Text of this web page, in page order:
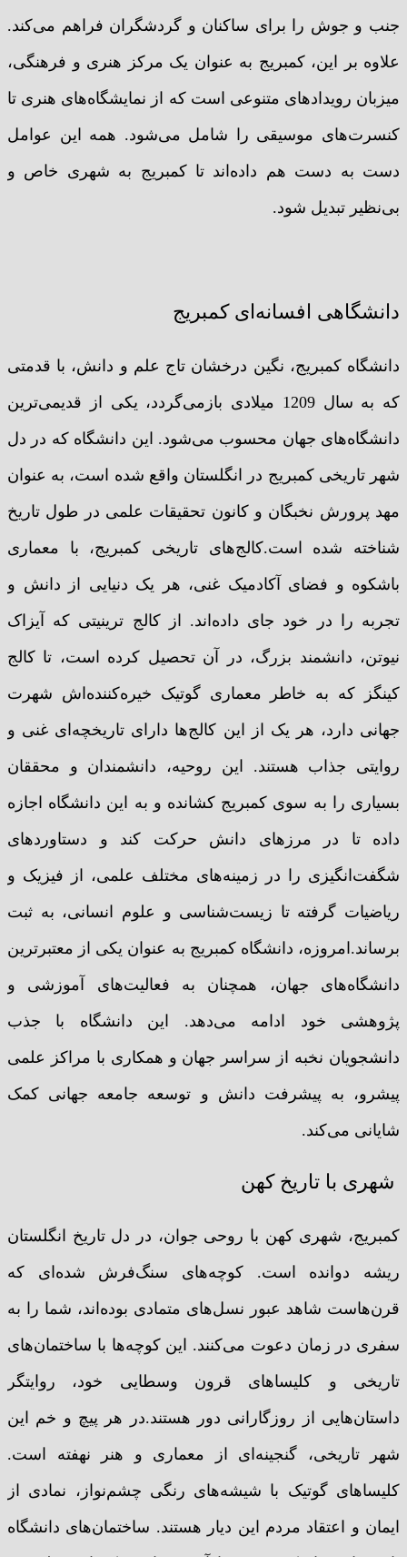
جنب و جوش را برای ساکنان و گردشگران فراهم می‌کند.
علاوه بر این، کمبریج به عنوان یک مرکز هنری و فرهنگی،
میزبان رویدادهای متنوعی است که از نمایشگاه‌های هنری تا
کنسرت‌های موسیقی را شامل می‌شود. همه این عوامل
دست به دست هم داده‌اند تا کمبریج به شهری خاص و
بی‌نظیر تبدیل شود.
دانشگاهی افسانه‌ای کمبریج
دانشگاه کمبریج، نگین درخشان تاج علم و دانش، با قدمتی
که به سال 1209 میلادی بازمی‌گردد، یکی از قدیمی‌ترین
دانشگاه‌های جهان محسوب می‌شود. این دانشگاه که در دل
شهر تاریخی کمبریج در انگلستان واقع شده است، به عنوان
مهد پرورش نخبگان و کانون تحقیقات علمی در طول تاریخ
شناخته شده است.کالج‌های تاریخی کمبریج، با معماری
باشکوه و فضای آکادمیک غنی، هر یک دنیایی از دانش و
تجربه را در خود جای داده‌اند. از کالج ترینیتی که آیزاک
نیوتن، دانشمند بزرگ، در آن تحصیل کرده است، تا کالج
کینگز که به خاطر معماری گوتیک خیره‌کننده‌اش شهرت
جهانی دارد، هر یک از این کالج‌ها دارای تاریخچه‌ای غنی و
روایتی جذاب هستند. این روحیه، دانشمندان و محققان
بسیاری را به سوی کمبریج کشانده و به این دانشگاه اجازه
داده تا در مرزهای دانش حرکت کند و دستاوردهای
شگفت‌انگیزی را در زمینه‌های مختلف علمی، از فیزیک و
ریاضیات گرفته تا زیست‌شناسی و علوم انسانی، به ثبت
برساند.امروزه، دانشگاه کمبریج به عنوان یکی از معتبرترین
دانشگاه‌های جهان، همچنان به فعالیت‌های آموزشی و
پژوهشی خود ادامه می‌دهد. این دانشگاه با جذب
دانشجویان نخبه از سراسر جهان و همکاری با مراکز علمی
پیشرو، به پیشرفت دانش و توسعه جامعه جهانی کمک
شایانی می‌کند.
شهری با تاریخ کهن
کمبریج، شهری کهن با روحی جوان، در دل تاریخ انگلستان
ریشه دوانده است. کوچه‌های سنگ‌فرش شده‌ای که
قرن‌هاست شاهد عبور نسل‌های متمادی بوده‌اند، شما را به
سفری در زمان دعوت می‌کنند. این کوچه‌ها با ساختمان‌های
تاریخی و کلیساهای قرون وسطایی خود، روایتگر
داستان‌هایی از روزگارانی دور هستند.در هر پیچ و خم این
شهر تاریخی، گنجینه‌ای از معماری و هنر نهفته است.
کلیساهای گوتیک با شیشه‌های رنگی چشم‌نواز، نمادی از
ایمان و اعتقاد مردم این دیار هستند. ساختمان‌های دانشگاه